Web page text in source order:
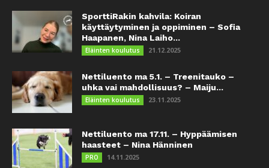
SporttiRakin kahvila: Koiran
käyttäytyminen ja oppiminen – Sofia
Haapanen, Nina Laiho...
Eläinten koulutus 21.12.2025
Nettiluento ma 5.1. – Treenitauko –
uhka vai mahdollisuus? – Maiju...
Eläinten koulutus 23.11.2025
Nettiluento ma 17.11. – Hyppäämisen
haasteet – Nina Hänninen
PRO 14.11.2025